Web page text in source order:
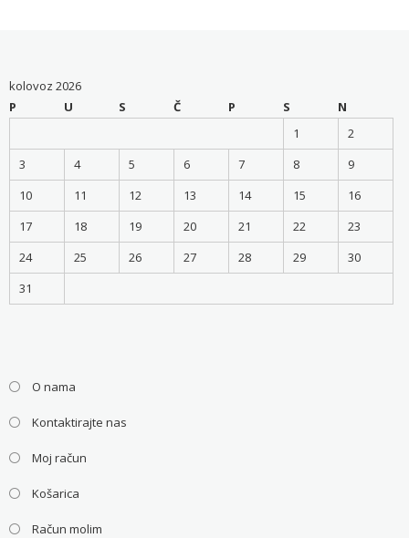
kolovoz 2026
P
U S Č P S
N
1
2
3
4 5 6 7 8
9
10
11 12 13 14 15
16
17
18 19 20 21 22
23
24
25 26 27 28 29
30
31
O nama
Kontaktirajte nas
Moj račun
Košarica
Račun molim